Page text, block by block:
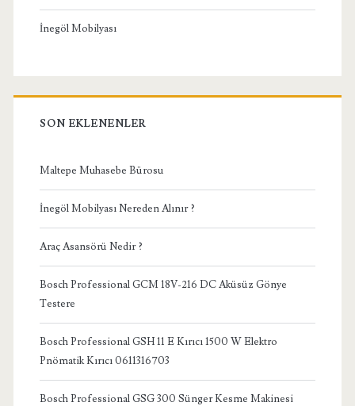
İnegöl Mobilyası
SON EKLENENLER
Maltepe Muhasebe Bürosu
İnegöl Mobilyası Nereden Alınır ?
Araç Asansörü Nedir ?
Bosch Professional GCM 18V-216 DC Aküsüz Gönye
Testere
Bosch Professional GSH 11 E Kırıcı 1500 W Elektro
Pnömatik Kırıcı 0611316703
Bosch Professional GSG 300 Sünger Kesme Makinesi